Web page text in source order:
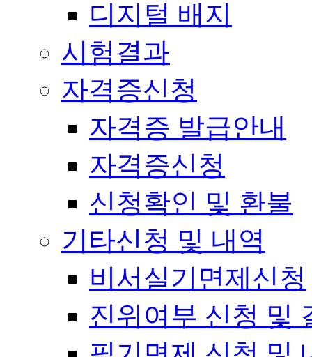
디지털 배지
시험결과
자격증신청
자격증 발급안내
자격증신청
신청확인 및 환불
기타신청 및 내역
비서실기면제신청
진위여부 신청 및